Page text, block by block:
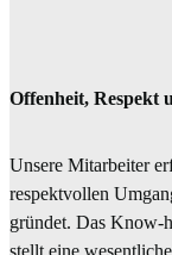
Offenheit, Respekt
Unsere Mitarbeiter
respektvollen
gründet. Das Know-
stellt eine